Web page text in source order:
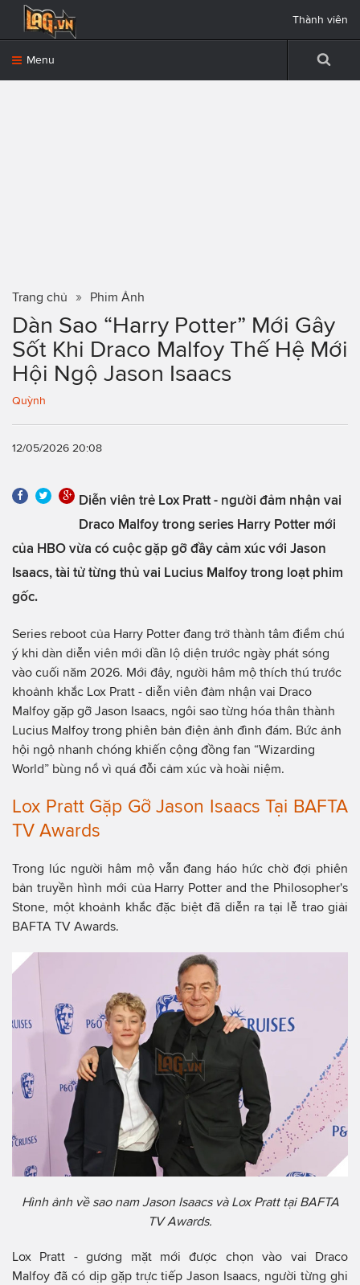
Menu
Thành viên
Trang chủ Phim Ảnh
Dàn Sao “Harry Potter” Mới Gây
Sốt Khi Draco Malfoy Thế Hệ Mới
Hội Ngộ Jason Isaacs
Quỳnh
12/05/2026 20:08
Diễn viên trẻ Lox Pratt - người đảm nhận vai
Draco Malfoy trong series Harry Potter mới
của HBO vừa có cuộc gặp gỡ đầy cảm xúc với Jason
Isaacs, tài tử từng thủ vai Lucius Malfoy trong loạt phim
gốc.
Series reboot của Harry Potter đang trở thành tâm điểm chú
ý khi dàn diễn viên mới dần lộ diện trước ngày phát sóng
vào cuối năm 2026. Mới đây, người hâm mộ thích thú trước
khoảnh khắc Lox Pratt - diễn viên đảm nhận vai Draco
Malfoy gặp gỡ Jason Isaacs, ngôi sao từng hóa thân thành
Lucius Malfoy trong phiên bản điện ảnh đình đám. Bức ảnh
hội ngộ nhanh chóng khiến cộng đồng fan “Wizarding
World” bùng nổ vì quá đỗi cảm xúc và hoài niệm.
Lox Pratt Gặp Gỡ Jason Isaacs Tại BAFTA
TV Awards
Trong lúc người hâm mộ vẫn đang háo hức chờ đợi phiên
bản truyền hình mới của Harry Potter and the Philosopher's
Stone, một khoảnh khắc đặc biệt đã diễn ra tại lễ trao giải
BAFTA TV Awards.
Hình ảnh về sao nam Jason Isaacs và Lox Pratt tại BAFTA
TV Awards.
Lox Pratt - gương mặt mới được chọn vào vai Draco
Malfoy đã có dịp gặp trực tiếp Jason Isaacs, người từng ghi